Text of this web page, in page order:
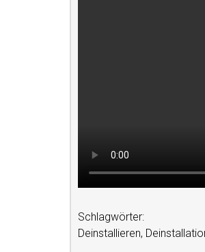
Schlagwörter:
Deinstallieren,